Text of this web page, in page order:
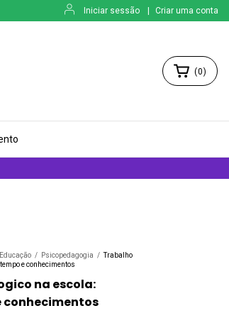
Iniciar sessão Criar uma conta
(0)
Educação / Psicopedagogia / Trabalho
e conhecimentos
na escola:
conhecimentos